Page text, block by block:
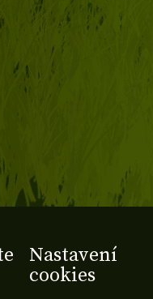
Nastavení
cookies